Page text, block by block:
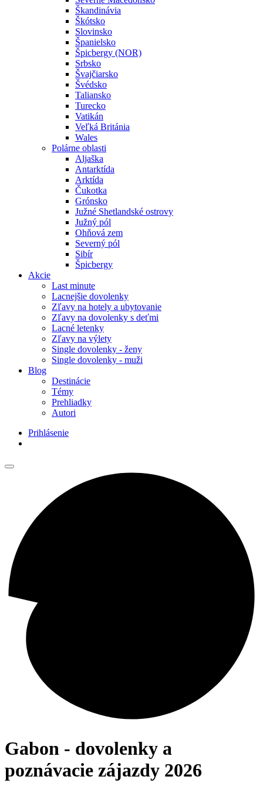
Škandinávia
Škótsko
Slovinsko
Španielsko
Špicbergy (NOR)
Srbsko
Švajčiarsko
Švédsko
Taliansko
Turecko
Vatikán
Veľká Británia
Wales
Polárne oblasti
Aljaška
Antarktída
Arktída
Čukotka
Grónsko
Južné Shetlandské ostrovy
Južný pól
Ohňová zem
Severný pól
Sibír
Špicbergy
Akcie
Last minute
Lacnejšie dovolenky
Zľavy na hotely a ubytovanie
Zľavy na dovolenky s deťmi
Lacné letenky
Zľavy na výlety
Single dovolenky - ženy
Single dovolenky - muži
Blog
Destinácie
Témy
Prehliadky
Autori
Prihlásenie
Gabon - dovolenky a
poznávacie zájazdy 2026